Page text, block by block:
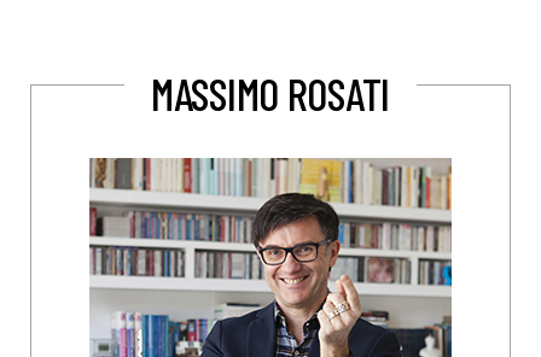
MASSIMO ROSATI